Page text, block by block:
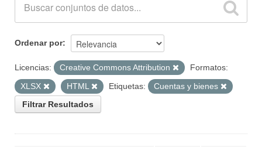
Acerca de
Portal de Transparencia
Ordenar por
Licencias: Creative Commons Attribution
Formatos:
XLSX
HTML Etiquetas:
Cuentas y bienes
Filtrar Resultados